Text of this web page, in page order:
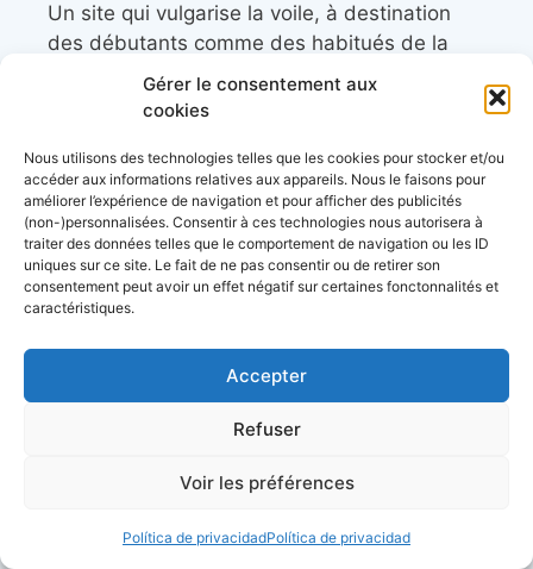
Gérer le consentement aux
cookies
Nous utilisons des technologies telles que les cookies pour stocker et/ou
accéder aux informations relatives aux appareils. Nous le faisons pour
améliorer l’expérience de navigation et pour afficher des publicités
(non-)personnalisées. Consentir à ces technologies nous autorisera à
traiter des données telles que le comportement de navigation ou les ID
uniques sur ce site. Le fait de ne pas consentir ou de retirer son
consentement peut avoir un effet négatif sur certaines fonctonnalités et
caractéristiques.
Accepter
Refuser
Voir les préférences
Política de privacidadPolítica de privacidad
Un site qui vulgarise la voile, à destination
des débutants comme des habitués de la
recursos
Les associations et clubs de plaisanciers
Calendrier des régates
actualité maritime et
de la plaisance